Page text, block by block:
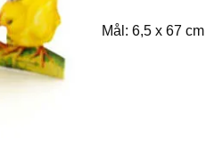
Mål: 6,5 x 67 cm